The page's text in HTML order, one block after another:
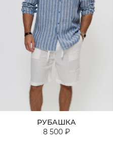
РУБАШКА
8 500 ₽